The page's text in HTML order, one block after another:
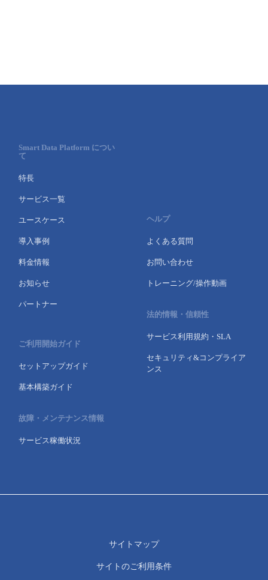
Smart Data Platform につい
て
特長
サービス一覧
ユースケース
導入事例
料金情報
お知らせ
パートナー
ご利用開始ガイド
セットアップガイド
基本構築ガイド
故障・メンテナンス情報
サービス稼働状況
ヘルプ
よくある質問
お問い合わせ
トレーニング/操作動画
法的情報・信頼性
サービス利用規約・SLA
セキュリティ&コンプライア
ンス
サイトマップ
サイトのご利用条件